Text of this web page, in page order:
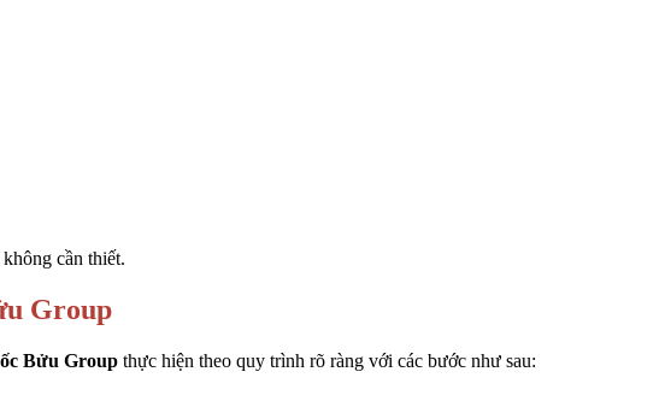
cần thiết.
Group
Bửu Group thực hiện theo quy trình rõ ràng với các bước như sau: